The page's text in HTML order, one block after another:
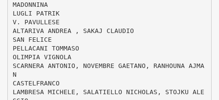
MADONNINA
LUGLI PATRIK
V. PAVULLESE
ALTARIVA ANDREA , SAKAJ CLAUDIO
SAN FELICE
PELLACANI TOMMASO
OLIMPIA VIGNOLA
SCARNERA ANTONIO, NOVEMBRE GAETANO, RANHOUNA AJMA
N
CASTELFRANCO
LAMBRESA MICHELE, SALATIELLO NICHOLAS, STOJKU ALE